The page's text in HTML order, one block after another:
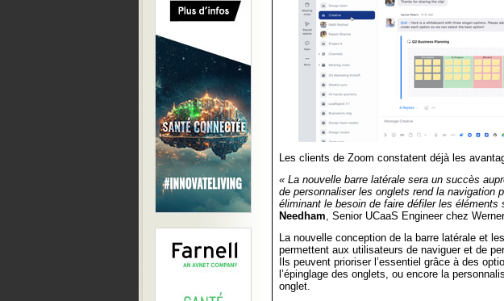
Les clients de Zoom constatent déjà les
« La nouvelle barre latérale sera un succès
de personnaliser les onglets rend la navigation
éliminant le besoin de faire défiler les éléments
Needham, Senior UCaaS Engineer chez
La nouvelle conception de la barre latérale et
permettent aux utilisateurs de naviguer et de
Ils peuvent prioriser l’essentiel grâce à des
l’épinglage des onglets, ou encore la
onglet.